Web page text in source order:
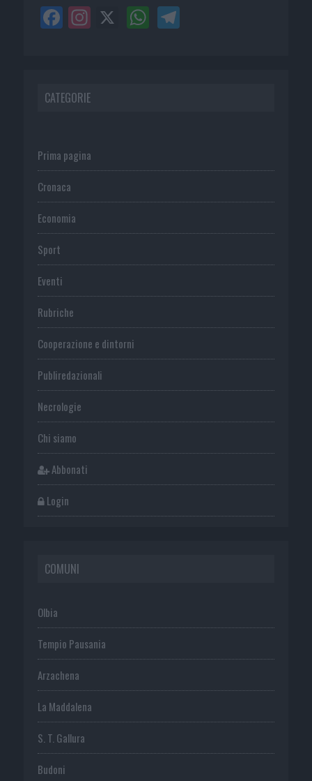
CATEGORIE
Prima pagina
Cronaca
Economia
Sport
Eventi
Rubriche
Cooperazione e dintorni
Publiredazionali
Necrologie
Chi siamo
Abbonati
Login
COMUNI
Olbia
Tempio Pausania
Arzachena
La Maddalena
S. T. Gallura
Budoni